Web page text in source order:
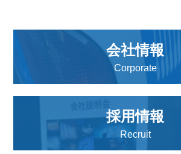
会社情報
Corporate
採用情報
Recruit